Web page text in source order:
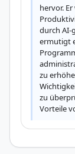
hervor.
durch AI-
ermutigt
zu
zu
Vorteile